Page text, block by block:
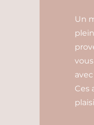
Un
Ces